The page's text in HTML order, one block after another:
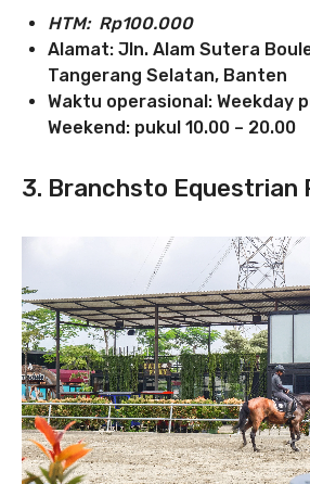
HTM: Rp100.000
Alamat: Jln. Alam Sutera
Tangerang Selatan, Banten
Waktu operasional: Weekday
Weekend: pukul 10.00 – 20.00
3. Branchsto Equestrian